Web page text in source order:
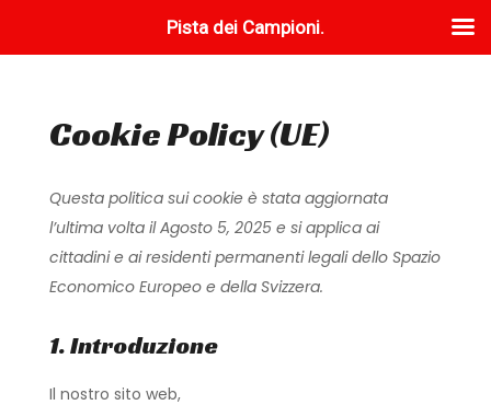
Cookie Policy (UE)
Questa politica sui cookie è stata aggiornata
l’ultima volta il Agosto 5, 2025 e si applica ai
cittadini e ai residenti permanenti legali dello Spazio
Economico Europeo e della Svizzera.
1. Introduzione
Il nostro sito web,
Pista dei Campioni.